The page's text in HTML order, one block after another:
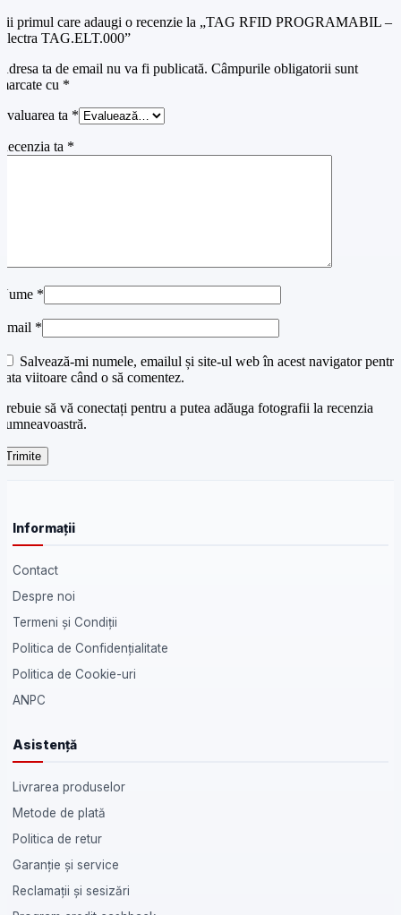
primul care adaugi o recenzie la „TAG RFID PROGRAMABIL –
TAG.ELT.000”
ta de email nu va fi publicată. Câmpurile obligatorii sunt
cu *
ta *
ta *
*
*
Salvează-mi numele, emailul și site-ul web în acest navigator pentru
viitoare când o să comentez.
să vă conectați pentru a putea adăuga fotografii la recenzia
Informații
Contact
Despre noi
Termeni și Condiții
Politica de Confidențialitate
Politica de Cookie-uri
ANPC
Asistență
Livrarea produselor
Metode de plată
Politica de retur
Garanție și service
Reclamații și sesizări